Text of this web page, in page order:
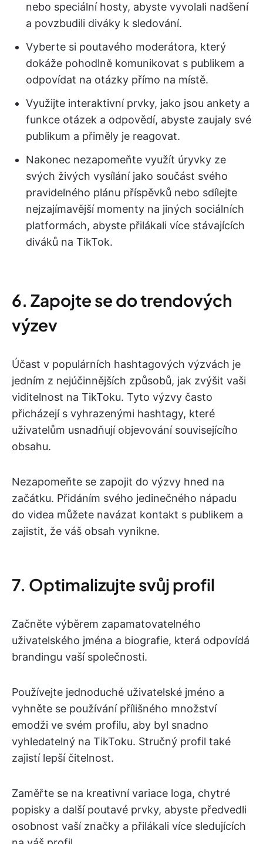
nebo speciální hosty, abyste vyvolali nadšení
a povzbudili diváky k sledování.
Vyberte si poutavého moderátora, který
dokáže pohodlně komunikovat s publikem a
odpovídat na otázky přímo na místě.
Využijte interaktivní prvky, jako jsou ankety a
funkce otázek a odpovědí, abyste zaujaly své
publikum a přiměly je reagovat.
Nakonec nezapomeňte využít úryvky ze
svých živých vysílání jako součást svého
pravidelného plánu příspěvků nebo sdílejte
nejzajímavější momenty na jiných sociálních
platformách, abyste přilákali více stávajících
diváků na TikTok.
6. Zapojte se do trendových
výzev
Účast v populárních hashtagových výzvách je
jedním z nejúčinnějších způsobů, jak zvýšit vaši
viditelnost na TikToku. Tyto výzvy často
přicházejí s vyhrazenými hashtagy, které
uživatelům usnadňují objevování souvisejícího
obsahu.
Nezapomeňte se zapojit do výzvy hned na
začátku. Přidáním svého jedinečného nápadu
do videa můžete navázat kontakt s publikem a
zajistit, že váš obsah vynikne.
7. Optimalizujte svůj profil
Začněte výběrem zapamatovatelného
uživatelského jména a biografie, která odpovídá
brandingu vaší společnosti.
Používejte jednoduché uživatelské jméno a
vyhněte se používání přílišného množství
emodži ve svém profilu, aby byl snadno
vyhledatelný na TikToku. Stručný profil také
zajistí lepší čitelnost.
Zaměřte se na kreativní variace loga, chytré
popisky a další poutavé prvky, abyste předvedli
osobnost vaší značky a přilákali více sledujících